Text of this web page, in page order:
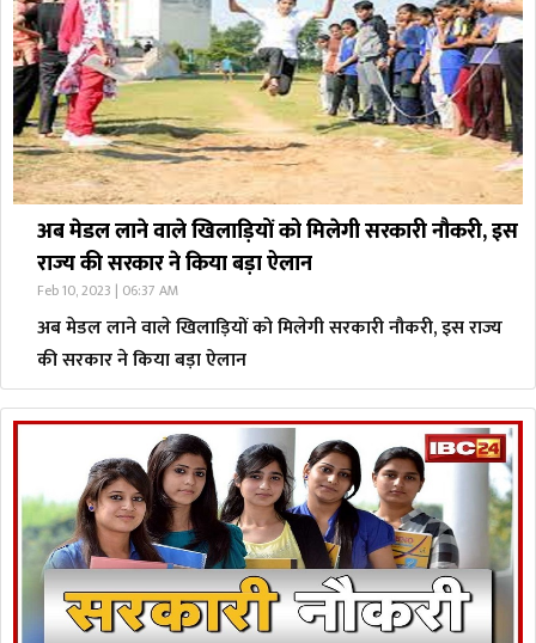
अब मेडल लाने वाले खिलाड़ियों को मिलेगी सरकारी नौकरी, इस
राज्य की सरकार ने किया बड़ा ऐलान
Feb 10, 2023 | 06:37 AM
अब मेडल लाने वाले खिलाड़ियों को मिलेगी सरकारी नौकरी, इस राज्य
की सरकार ने किया बड़ा ऐलान